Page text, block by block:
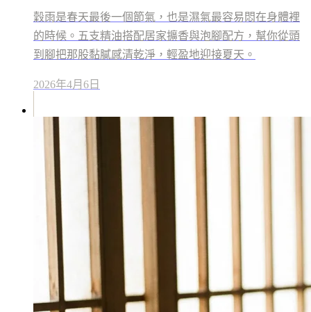
穀雨是春天最後一個節氣，也是濕氣最容易悶在身體裡
的時候。五支精油搭配居家擴香與泡腳配方，幫你從頭
到腳把那股黏膩感清乾淨，輕盈地迎接夏天。
2026年4月6日